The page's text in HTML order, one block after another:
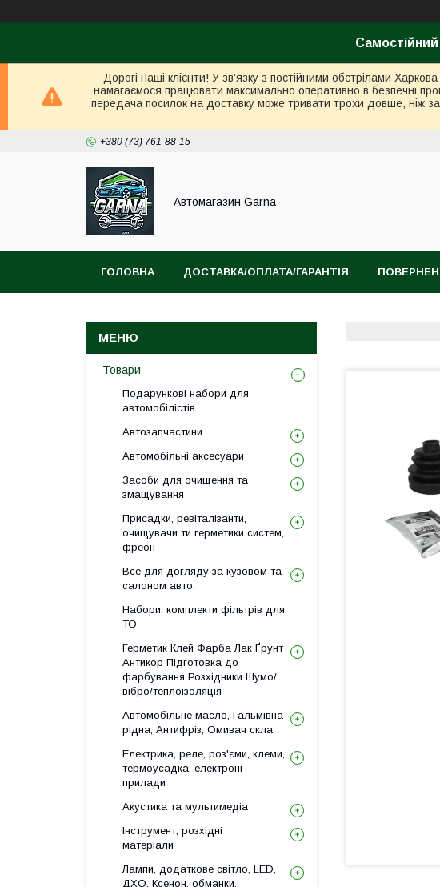
Дорогі наші клієнти! У зв’язку з постійними обстрілами
намагаємося працювати максимально оперативно в безпечні
передача посилок на доставку може тривати трохи довше, ніж
+380 (73) 761-88-15
Автомагазин Garna
ГОЛОВНА ДОСТАВКА/ОПЛАТА/ГАРАНТІЯ
Товари
Подарункові набори для
автомобілістів
Автозапчастини
Автомобільні аксесуари
Засоби для очищення та
змащування
Присадки, ревіталізанти,
очищувачи ти герметики систем,
фреон
Все для догляду за кузовом та
салоном авто.
Набори, комплекти фільтрів для
ТО
Герметик Клей Фарба Лак Ґрунт
Антикор Підготовка до
фарбування Розхідники Шумо/
вібро/теплоізоляція
Автомобільне масло, Гальмівна
рідна, Антифріз, Омивач скла
Електрика, реле, роз'єми, клеми,
термоусадка, електроні
прилади
Акустика та мультимедіа
Інструмент, розхідні
матеріали
Лампи, додаткове світло, LED,
ДХО, Ксенон, обманки,